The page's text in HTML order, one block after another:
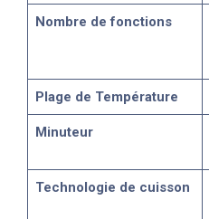
Nombre de fonctions
Plage de Température
Minuteur
Technologie de cuisson